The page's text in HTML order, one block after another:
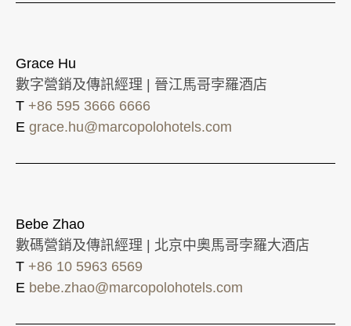
Grace Hu
數字營銷及傳訊經理 | 晉江馬哥孛羅酒店
T +86 595 3666 6666
E grace.hu@marcopolohotels.com
Bebe Zhao
數碼營銷及傳訊經理 | 北京中奧馬哥孛羅大酒店
T +86 10 5963 6569
E bebe.zhao@marcopolohotels.com